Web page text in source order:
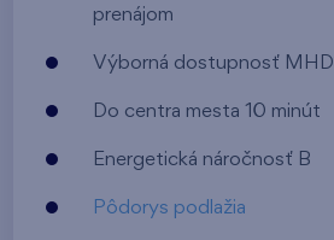
prenájom
Výborná dostupnosť MHD
Do centra mesta 10 minút
Energetická náročnosť B
Pôdorys podlažia